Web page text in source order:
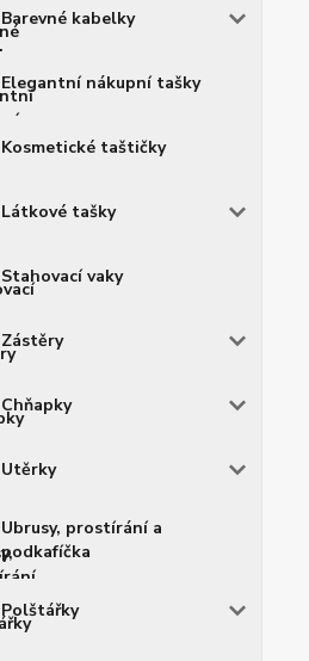
Barevné kabelky
Elegantní nákupní tašky
Kosmetické taštičky
Látkové tašky
Stahovací vaky
Zástěry
Chňapky
Utěrky
Ubrusy, prostírání a
podkafíčka
Polštářky